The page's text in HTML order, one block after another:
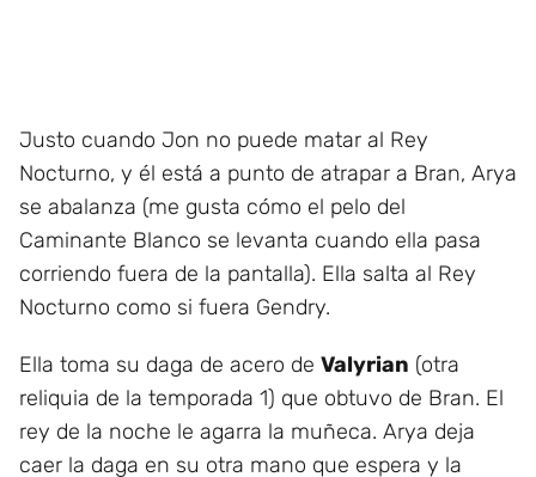
Justo cuando Jon no puede matar al Rey
Nocturno, y él está a punto de atrapar a Bran, Arya
se abalanza (me gusta cómo el pelo del
Caminante Blanco se levanta cuando ella pasa
corriendo fuera de la pantalla). Ella salta al Rey
Nocturno como si fuera Gendry.
Ella toma su daga de acero de Valyrian (otra
reliquia de la temporada 1) que obtuvo de Bran. El
rey de la noche le agarra la muñeca. Arya deja
caer la daga en su otra mano que espera y la